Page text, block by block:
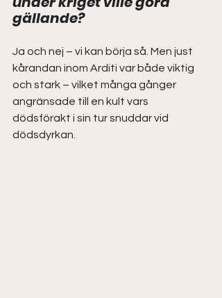
gällande?
Ja och nej – vi kan börja så. Men just
kårandan inom Arditi var både viktig
och stark – vilket många gånger
angränsade till en kult vars
dödsförakt i sin tur snuddar vid
dödsdyrkan.